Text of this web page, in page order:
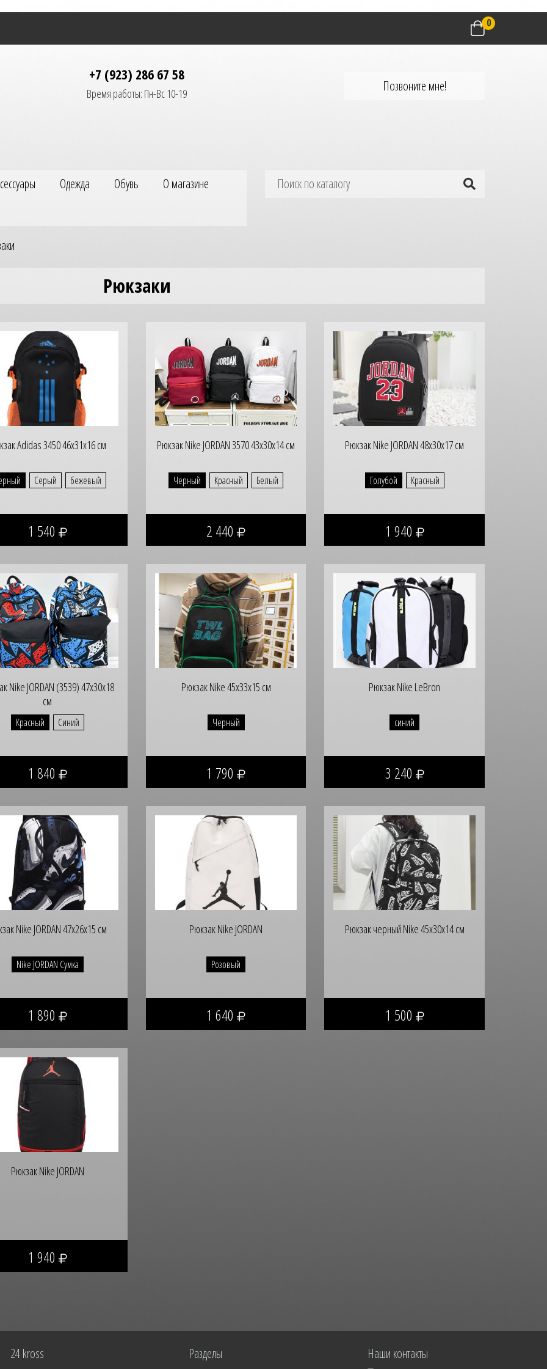
0
+7 (923) 286 67 58
Время работы: Пн-Вс 10-19 Позвоните мне!
Одежда Обувь О магазине
Рюкзаки
Adidas 3450 46х31х16 см
Серый бежевый
1 540
Рюкзак Nike JORDAN 3570 43х30х14 см
Чёрный Красный Белый
2 440
Рюкзак Nike JORDAN 48х30х17 см
Голубой Красный
1 940
Nike JORDAN (3539) 47х30х18
см
Красный Синий
1 840
Рюкзак Nike 45х33х15 см
Чёрный
1 790
Рюкзак Nike LeBron
синий
3 240
Nike JORDAN 47х26х15 см
Nike JORDAN Сумка
1 890
Рюкзак Nike JORDAN
Розовый
1 640
Рюкзак черный Nike 45х30х14 см
1 500
Рюкзак Nike JORDAN
1 940
24 kross Разделы Наши контакты